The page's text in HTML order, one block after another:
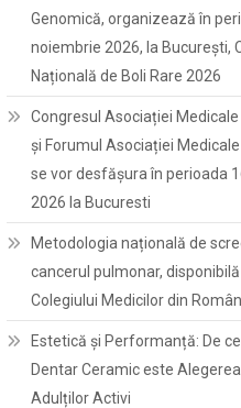
Genomică, organizează în
noiembrie 2026, la București,
Națională de Boli Rare 2026
Congresul Asociației
și Forumul Asociației
se vor desfășura în perioada
2026 la Bucuresti
Metodologia națională de
cancerul pulmonar, disponibilă
Colegiului Medicilor din
Estetică și Performanță: De
Dentar Ceramic este
Adulților Activi